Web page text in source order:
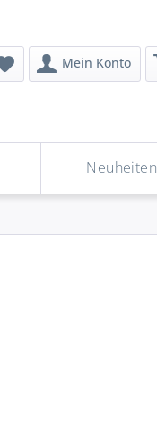
Mein Konto
Neuheiten